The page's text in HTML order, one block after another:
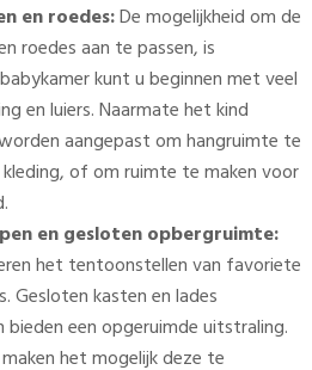
en roedes:De mogelijkheid om de
roedes aan te passen, is
kunt u beginnen met veel
en luiers. Naarmate het kind
aangepast om hangruimte te
of om ruimte te maken voor
en gesloten opbergruimte:
het tentoonstellen van favoriete
Gesloten kasten en lades
bieden een opgeruimde uitstraling.
het mogelijk deze te